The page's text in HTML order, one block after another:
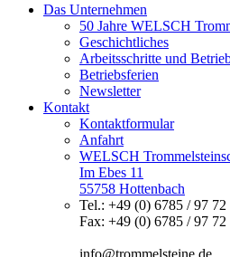
Das Unternehmen
50 Jahre WELSCH
Geschichtliches
Arbeitsschritte und
Betriebsferien
Newsletter
Kontakt
Kontaktformular
Anfahrt
WELSCH
Im Ebes 11
55758 Hottenbach
Tel.: +49 (0) 6785 / 97 72
Fax: +49 (0) 6785 / 97 72
info@trommelsteine.de